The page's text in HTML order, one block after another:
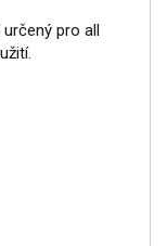
určený pro all